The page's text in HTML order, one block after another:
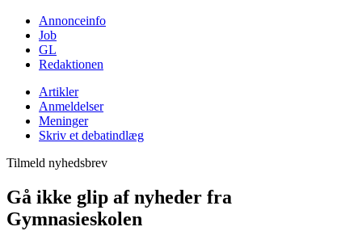
Annonceinfo
Job
GL
Redaktionen
Artikler
Anmeldelser
Meninger
Skriv et debatindlæg
Tilmeld nyhedsbrev
Gå ikke glip af nyheder fra
Gymnasieskolen